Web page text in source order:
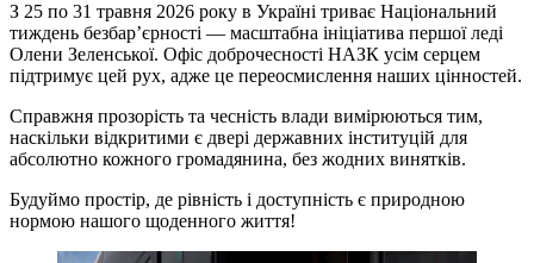
З 25 по 31 травня 2026 року в Україні триває Національний
тиждень безбар’єрності — масштабна ініціатива першої леді
Олени Зеленської. Офіс доброчесності НАЗК усім серцем
підтримує цей рух, адже це переосмислення наших цінностей.
Справжня прозорість та чесність влади вимірюються тим,
наскільки відкритими є двері державних інституцій для
абсолютно кожного громадянина, без жодних винятків.
Будуймо простір, де рівність і доступність є природною
нормою нашого щоденного життя!